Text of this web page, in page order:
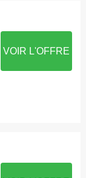
VOIR L'OFFRE